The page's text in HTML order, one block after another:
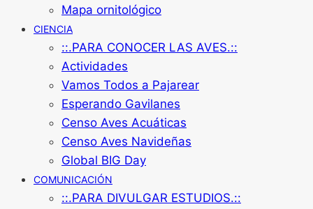
Mapa ornitológico
CIENCIA
::.PARA CONOCER LAS AVES.::
Actividades
Vamos Todos a Pajarear
Esperando Gavilanes
Censo Aves Acuáticas
Censo Aves Navideñas
Global BIG Day
COMUNICACIÓN
::.PARA DIVULGAR ESTUDIOS.::